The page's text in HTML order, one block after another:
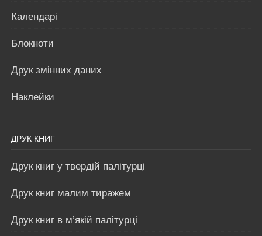
Календарі
Блокноти
Друк змінних даних
Наклейки
ДРУК КНИГ
Друк книг у твердій палітурці
Друк книг малим тиражем
Друк книг в м’якій палітурці